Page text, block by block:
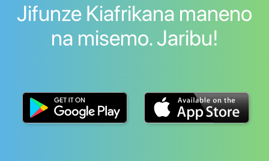
Jifunze Kiafrikana maneno
na misemo. Jaribu!